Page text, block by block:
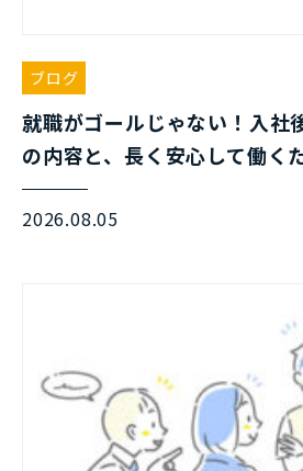
ブログ
就職がゴールじゃない！入社
の内容と、長く安心して働く
2026.08.05